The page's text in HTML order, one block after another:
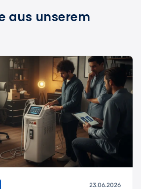
aus unserem
23.06.2026